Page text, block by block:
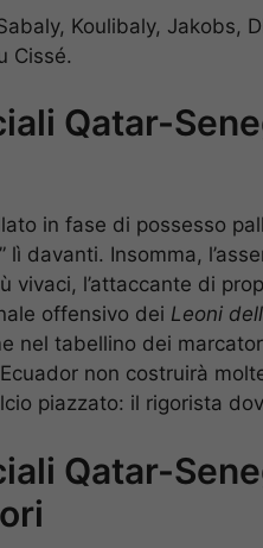
Koulibaly, Jakobs,
Cissé.
Qatar-
in fase di possesso
lì davanti. Insomma,
vivaci, l’attaccante di
offensivo dei Leoni
nel tabellino dei
non costruirà
piazzato: il rigorista
Qatar-